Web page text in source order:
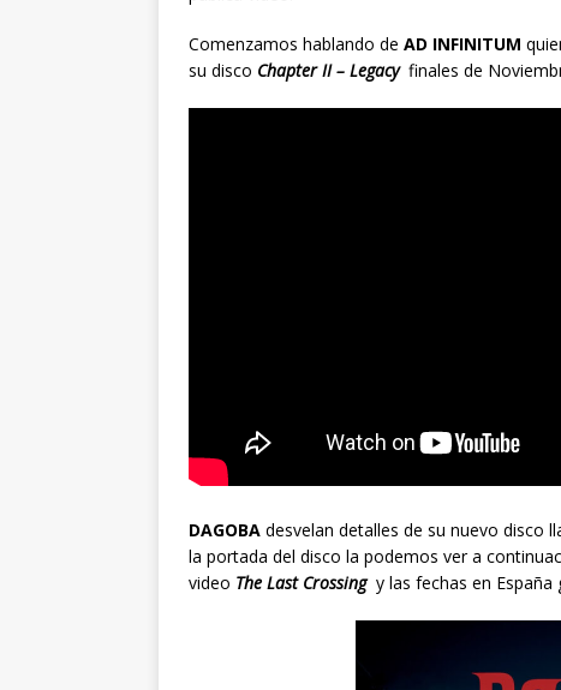
Comenzamos hablando de AD INFINITUM
su disco Chapter II – Legacy finales de
DAGOBA desvelan detalles de su nuevo disco
la portada del disco la podemos ver a
video The Last Crossing y las fechas en España